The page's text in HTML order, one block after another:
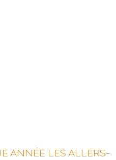
ANNÉE LES ALLERS-